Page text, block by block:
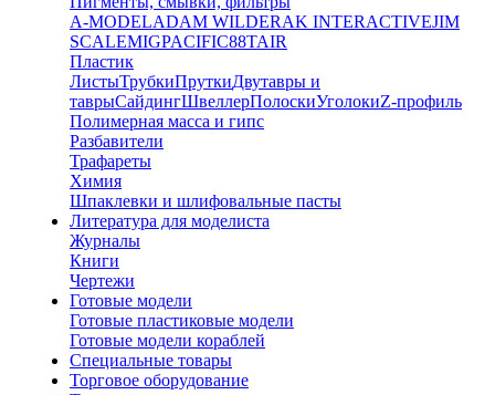
A-MODELADAM WILDERAK INTERACTIVEJIM
SCALEMIGPACIFIC88TAIR
Пластик
ЛистыТрубкиПруткиДвутавры и
таврыСайдингШвеллерПолоскиУголокиZ-профиль
Полимерная масса и гипс
Разбавители
Трафареты
Химия
Шпаклевки и шлифовальные пасты
Литература для моделиста
Журналы
Книги
Чертежи
Готовые модели
Готовые пластиковые модели
Готовые модели кораблей
Специальные товары
Торговое оборудование